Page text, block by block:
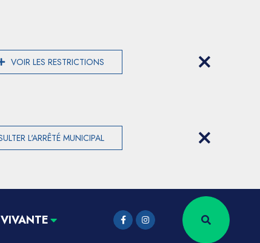
VOIR LES RESTRICTIONS
L'ARRÊTÉ MUNICIPAL
VIVANTE